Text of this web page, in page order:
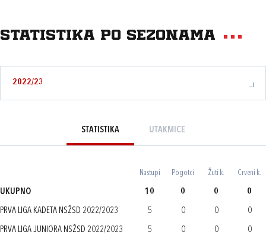
Statistika po sezonama
2022/23
STATISTIKA UTAKMICE
Nastupi Pogotci Žuti k. Crveni k.
UKUPNO 10 0 0 0
PRVA LIGA KADETA NSŽSD 2022/2023 5 0 0 0
PRVA LIGA JUNIORA NSŽSD 2022/2023 5 0 0 0